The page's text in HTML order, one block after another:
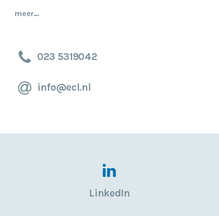
meer…
023 5319042
info@ecl.nl
LinkedIn